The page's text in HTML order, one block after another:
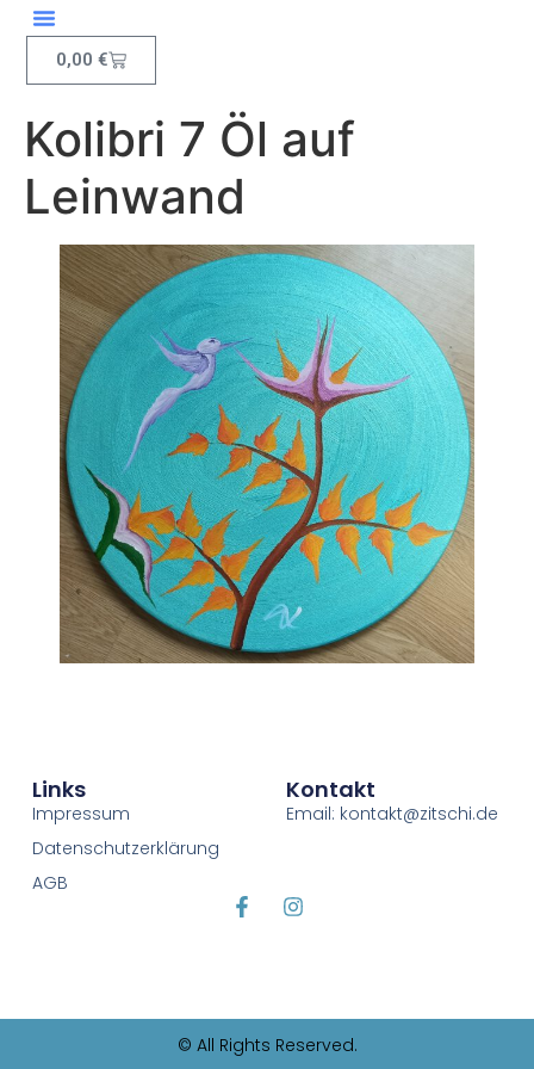
springen
0,00€
Kolibri 7 Öl auf
Leinwand
Links
Impressum
Datenschutzerklärung
AGB
Kontakt
Email: kontakt@zitschi.de
© All Rights Reserved.